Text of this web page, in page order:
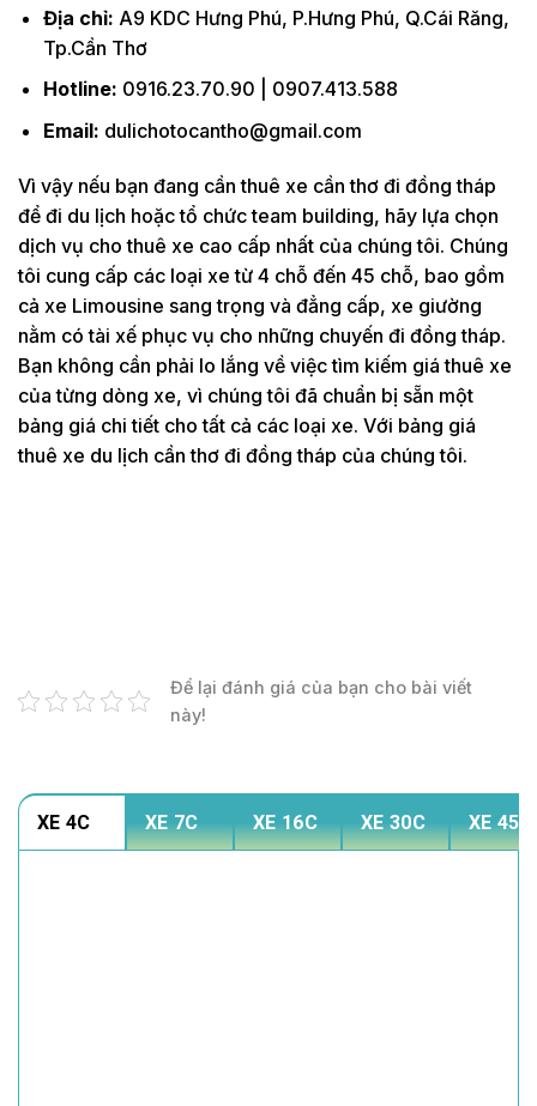
Địa chỉ: A9 KDC Hưng Phú, P.Hưng Phú, Q.Cái Răng,
Tp.Cần Thơ
Hotline: 0916.23.70.90 | 0907.413.588
Email: dulichotocantho@gmail.com
Vì vậy nếu bạn đang cần thuê xe cần thơ đi đồng tháp
để đi du lịch hoặc tổ chức team building, hãy lựa chọn
dịch vụ cho thuê xe cao cấp nhất của chúng tôi. Chúng
tôi cung cấp các loại xe từ 4 chỗ đến 45 chỗ, bao gồm
cả xe Limousine sang trọng và đẳng cấp, xe giường
nằm có tài xế phục vụ cho những chuyến đi đồng tháp.
Bạn không cần phải lo lắng về việc tìm kiếm giá thuê xe
của từng dòng xe, vì chúng tôi đã chuẩn bị sẵn một
bảng giá chi tiết cho tất cả các loại xe. Với bảng giá
thuê xe du lịch cần thơ đi đồng tháp của chúng tôi.
Để lại đánh giá của bạn cho bài viết
này!
XE 4C XE 7C XE 16C XE 30C XE 45C